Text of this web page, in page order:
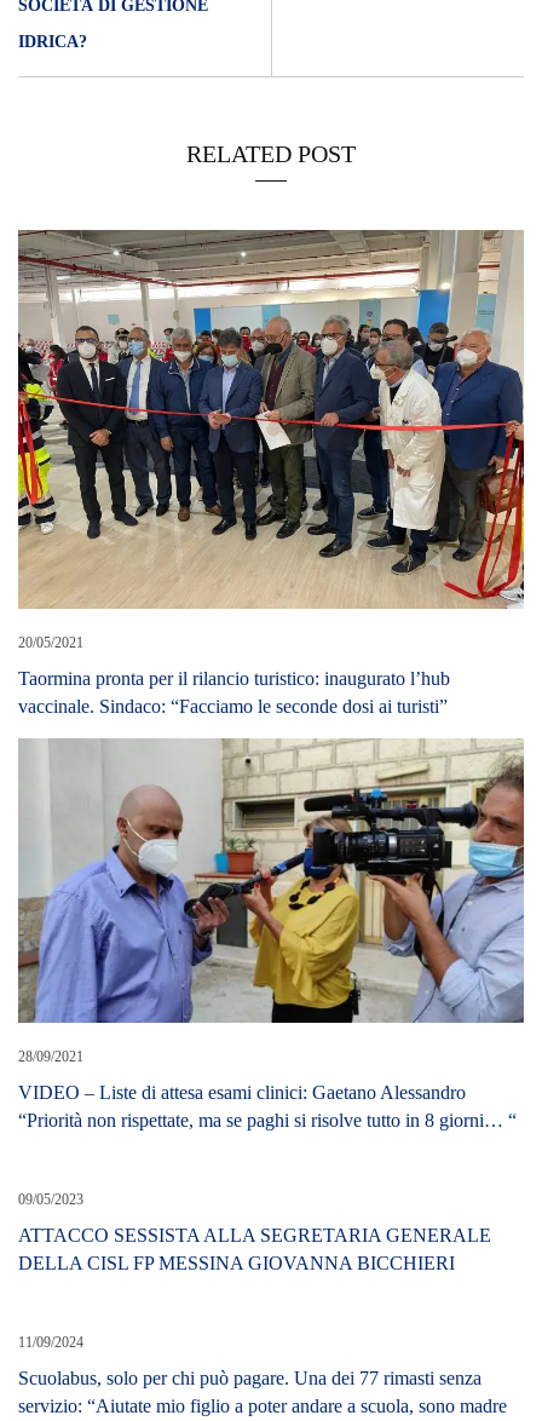
SOCIETÀ DI GESTIONE
IDRICA?
RELATED POST
20/05/2021
Taormina pronta per il rilancio turistico: inaugurato l’hub
vaccinale. Sindaco: “Facciamo le seconde dosi ai turisti”
28/09/2021
VIDEO – Liste di attesa esami clinici: Gaetano Alessandro
“Priorità non rispettate, ma se paghi si risolve tutto in 8 giorni… “
09/05/2023
ATTACCO SESSISTA ALLA SEGRETARIA GENERALE
DELLA CISL FP MESSINA GIOVANNA BICCHIERI
11/09/2024
Scuolabus, solo per chi può pagare. Una dei 77 rimasti senza
servizio: “Aiutate mio figlio a poter andare a scuola, sono madre